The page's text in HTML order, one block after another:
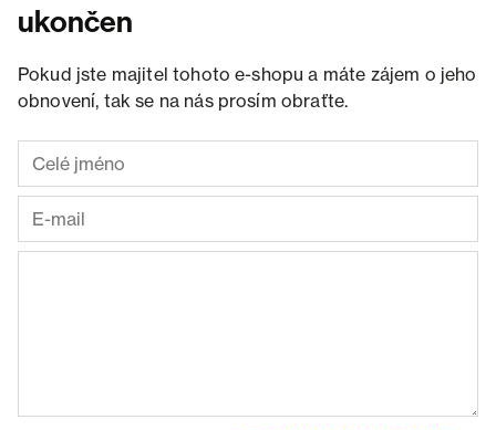
ukončen
Pokud jste majitel tohoto e-shopu a máte zájem o jeho
obnovení, tak se na nás prosím obraťte.